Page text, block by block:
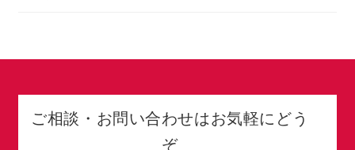
ご相談・お問い合わせはお気軽にどう
ぞ